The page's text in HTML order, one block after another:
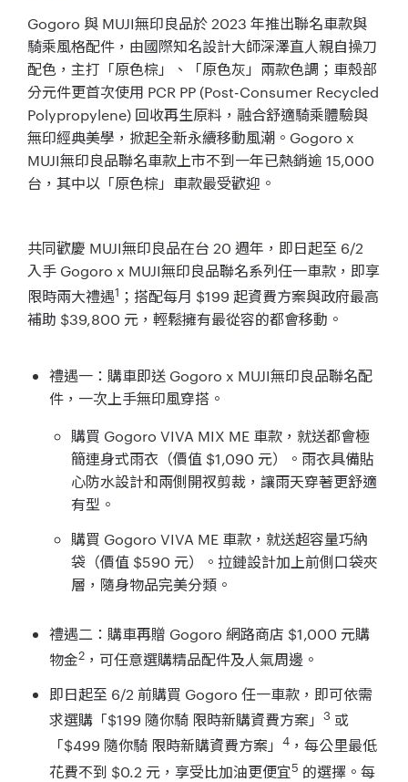
Gogoro 與 MUJI無印良品於 2023 年推出聯名車款與
騎乘風格配件，由國際知名設計大師深澤直人親自操刀
配色，主打「原色棕」、「原色灰」兩款色調；車殼部
分元件更首次使用 PCR PP (Post-Consumer Recycled
Polypropylene) 回收再生原料，融合舒適騎乘體驗與
無印經典美學，掀起全新永續移動風潮。Gogoro x
MUJI無印良品聯名車款上市不到一年已熱銷逾 15,000
台，其中以「原色棕」車款最受歡迎。
共同歡慶 MUJI無印良品在台 20 週年，即日起至 6/2
入手 Gogoro x MUJI無印良品聯名系列任一車款，即享
限時兩大禮遇1 ；搭配每月 $199 起資費方案與政府最高
補助 $39,800 元，輕鬆擁有最從容的都會移動。
禮遇一：購車即送 Gogoro x MUJI無印良品聯名配
件，一次上手無印風穿搭。
購買 Gogoro VIVA MIX ME 車款，就送都會極
簡連身式雨衣（價值 $1,090 元）。雨衣具備貼
心防水設計和兩側開衩剪裁，讓雨天穿著更舒適
有型。
購買 Gogoro VIVA ME 車款，就送超容量巧納
袋（價值 $590 元）。拉鏈設計加上前側口袋夾
層，隨身物品完美分類。
禮遇二：購車再贈 Gogoro 網路商店 $1,000 元購
物金2 ，可任意選購精品配件及人氣周邊。
即日起至 6/2 前購買 Gogoro 任一車款，即可依需
求選購「$199 隨你騎 限時新購資費方案」 3 或
「$499 隨你騎 限時新購資費方案」 4 ，每公里最低
花費不到 $0.2 元，享受比加油更便宜5 的選擇。每